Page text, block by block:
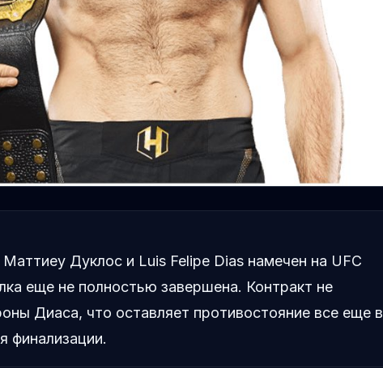
Дуклос и Luis Felipe Dias намечен на UFC
еще не полностью завершена. Контракт не
Диаса, что оставляет противостояние все еще в
финализации.